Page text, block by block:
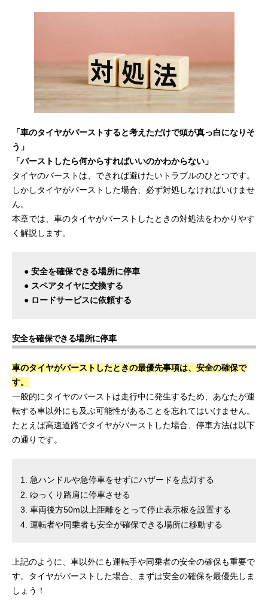
「車のタイヤがバーストすると考えただけで頭が真っ白になりそ
う」
「バーストしたら何からすればいいのかわからない」
タイヤのバーストは、できれば避けたいトラブルのひとつです。
しかしタイヤがバーストした場合、必ず対処しなければいけませ
ん。
本章では、車のタイヤがバーストしたときの対処法をわかりやす
く解説します。
● 安全を確保できる場所に停車
● スペアタイヤに交換する
● ロードサービスに依頼する
安全を確保できる場所に停車
車のタイヤがバーストしたときの最優先事項は、安全の確保で
す。
一般的にタイヤのバーストは走行中に発生するため、あなたが運
転する車以外にも及ぶ可能性があることを忘れてはいけません。
たとえば高速道路でタイヤがバーストした場合、停車方法は以下
の通りです。
急ハンドルや急停車をせずにハザードを点灯する
ゆっくり路肩に停車させる
車両後方50m以上距離をとって停止表示板を設置する
運転者や同乗者も安全が確保できる場所に移動する
上記のように、車以外にも運転手や同乗者の安全の確保も重要で
す。タイヤがバーストした場合、まずは安全の確保を最優先しま
しょう！